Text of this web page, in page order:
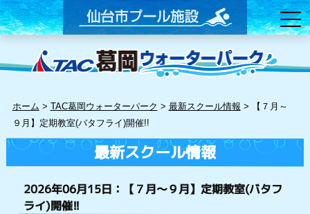
ホーム > TAC葛岡ウォーターパーク > 最新スクール情報 >
【７月～
９月】定期教室(バタフライ)開催!!
最新スクール情報
2026年06月15日：【７月～９月】定期教室(バタフ
ライ)開催!!